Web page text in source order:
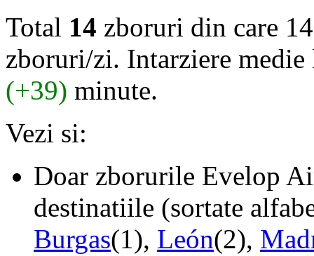
Total 14 zboruri din care
zboruri/zi. Intarziere
(+39) minute.
Vezi si:
Doar zborurile Evelop
destinatiile (sortate
Burgas(1), León(2),